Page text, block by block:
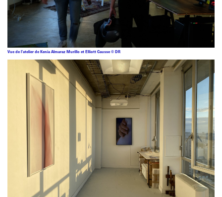
Vue de l’atelier de Kenia Almaraz Murillo et Elliott Causse © DR